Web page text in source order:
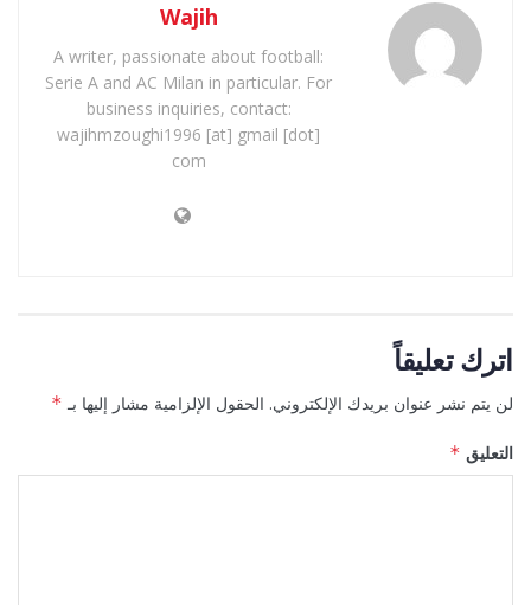
Wajih
A writer, passionate about football:
Serie A and AC Milan in particular. For
business inquiries, contact:
wajihmzoughi1996 [at] gmail [dot]
com
اترك تعليقاً
لن يتم نشر عنوان بريدك الإلكتروني. الحقول الإلزامية مشار إليها بـ *
التعليق *